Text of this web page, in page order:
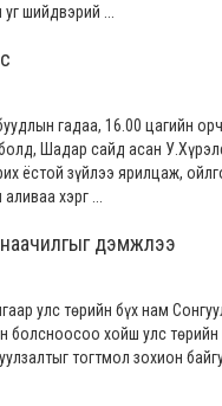
шийдвэрий ...
гадаа, 16.00 цагийн
Шадар сайд асан
ёстой зүйлээ ярилцаж,
хэрг ...
дэмжлээ
улс төрийн бүх нам
болсноосоо хойш улс
тогтмол зохион